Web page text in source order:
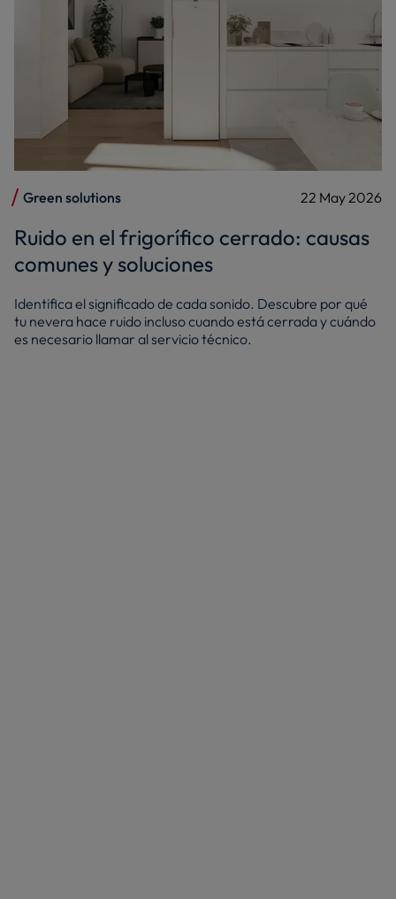
Green solutions 22 May 2026
Ruido en el frigorífico cerrado: causas
comunes y soluciones
Identifica el significado de cada sonido. Descubre por qué
tu nevera hace ruido incluso cuando está cerrada y cuándo
es necesario llamar al servicio técnico.